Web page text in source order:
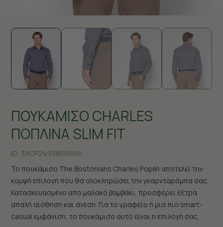
ΠΟΥΚΑΜΙΣΟ CHARLES
ΠΟΠΛΙΝΑ SLIM FIT
ID: 3ACP2493|B166NV
Το πουκάμισο The Bostonians Charles Poplin αποτελεί την
κομψή επιλογή που θα ολοκληρώσει την γκαρνταρόμπα σας.
Κατασκευασμένο από μαλακό βαμβάκι, προσφέρει έξτρα
απαλή αίσθηση και άνεση. Για το γραφείο ή μια πιο smart-
casual εμφάνιση, το πουκάμισο αυτό είναι η επιλογή σας.